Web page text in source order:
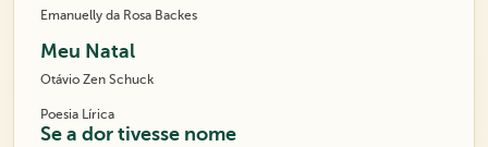
Emanuelly da Rosa Backes
Meu Natal
Otávio Zen Schuck
Poesia Lírica
Se a dor tivesse nome